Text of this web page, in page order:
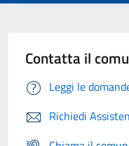
Contatta il
Leggi le
Richiedi